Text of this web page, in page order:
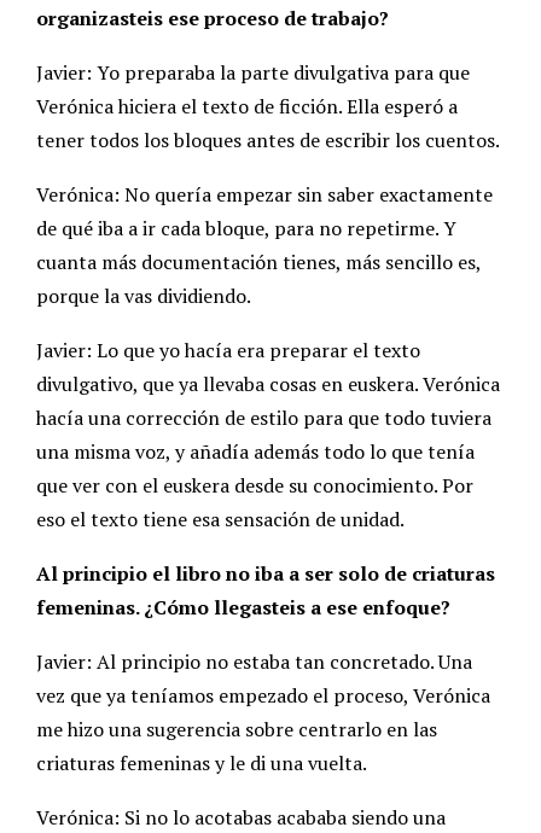
organizasteis ese proceso de trabajo?
Javier: Yo preparaba la parte divulgativa para que
Verónica hiciera el texto de ficción. Ella esperó a
tener todos los bloques antes de escribir los cuentos.
Verónica: No quería empezar sin saber exactamente
de qué iba a ir cada bloque, para no repetirme. Y
cuanta más documentación tienes, más sencillo es,
porque la vas dividiendo.
Javier: Lo que yo hacía era preparar el texto
divulgativo, que ya llevaba cosas en euskera. Verónica
hacía una corrección de estilo para que todo tuviera
una misma voz, y añadía además todo lo que tenía
que ver con el euskera desde su conocimiento. Por
eso el texto tiene esa sensación de unidad.
Al principio el libro no iba a ser solo de criaturas
femeninas. ¿Cómo llegasteis a ese enfoque?
Javier: Al principio no estaba tan concretado. Una
vez que ya teníamos empezado el proceso, Verónica
me hizo una sugerencia sobre centrarlo en las
criaturas femeninas y le di una vuelta.
Verónica: Si no lo acotabas acababa siendo una